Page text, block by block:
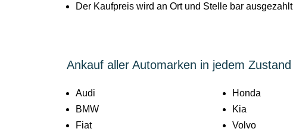
Der Kaufpreis wird an Ort und Stelle bar ausgezahlt
Ankauf aller Automarken in jedem Zustand
Audi
BMW
Fiat
Honda
Kia
Volvo